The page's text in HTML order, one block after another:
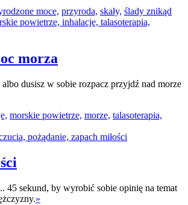
moce, przyroda, skały, ślady znikąd
morza
dusisz w sobie rozpacz przyjdź nad morze
morskie powietrze, morze, talasoterapia,
45 sekund, by wyrobić sobie opinię na temat
»